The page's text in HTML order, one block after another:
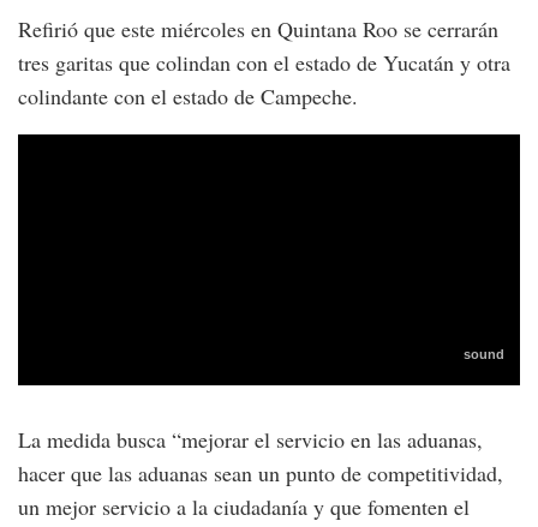
Refirió que este miércoles en Quintana Roo se cerrarán
tres garitas que colindan con el estado de Yucatán y otra
colindante con el estado de Campeche.
La medida busca “mejorar el servicio en las aduanas,
hacer que las aduanas sean un punto de competitividad,
un mejor servicio a la ciudadanía y que fomenten el